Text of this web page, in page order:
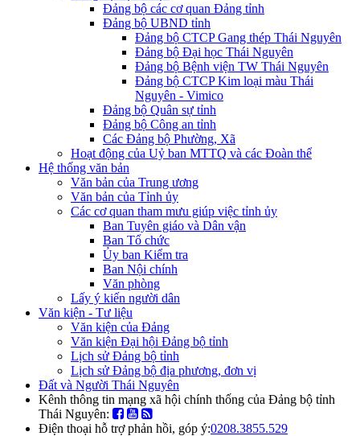
Đảng bộ các cơ quan Đảng tỉnh
Đảng bộ UBND tỉnh
Đảng bộ CTCP Gang thép Thái Nguyên
Đảng bộ Đại học Thái Nguyên
Đảng bộ Bệnh viện TW Thái Nguyên
Đảng bộ CTCP Kim loại màu Thái
Nguyên - Vimico
Đảng bộ Quân sự tỉnh
Đảng bộ Công an tỉnh
Các Đảng bộ Phường, Xã
Hoạt động của Uỷ ban MTTQ và các Đoàn thể
Hệ thống văn bản
Văn bản của Trung ương
Văn bản của Tỉnh ủy
Các cơ quan tham mưu giúp việc tỉnh ủy
Ban Tuyên giáo và Dân vận
Ban Tổ chức
Ủy ban Kiểm tra
Ban Nội chính
Văn phòng
Lấy ý kiến người dân
Văn kiện - Tư liệu
Văn kiện của Đảng
Văn kiện Đại hội Đảng bộ tỉnh
Lịch sử Đảng bộ tỉnh
Lịch sử Đảng bộ địa phương, đơn vị
Đất và Người Thái Nguyên
Kênh thông tin mạng xã hội chính thống của Đảng bộ tỉnh
Thái Nguyên:
Điện thoại hỗ trợ phản hồi, góp ý:0208.3855.529